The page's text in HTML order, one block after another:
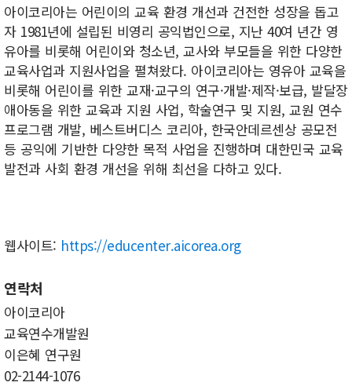
아이코리아는 어린이의 교육 환경 개선과 건전한 성장을 돕고
자 1981년에 설립된 비영리 공익법인으로, 지난 40여 년간 영
유아를 비롯해 어린이와 청소년, 교사와 부모들을 위한 다양한
교육사업과 지원사업을 펼쳐왔다. 아이코리아는 영유아 교육을
비롯해 어린이를 위한 교재·교구의 연구·개발·제작·보급, 발달장
애아동을 위한 교육과 지원 사업, 학술연구 및 지원, 교원 연수
프로그램 개발, 베스트버디스 코리아, 한국안데르센상 공모전
등 공익에 기반한 다양한 목적 사업을 진행하며 대한민국 교육
발전과 사회 환경 개선을 위해 최선을 다하고 있다.
웹사이트: https://educenter.aicorea.org
연락처
아이코리아
교육연수개발원
이은혜 연구원
02-2144-1076